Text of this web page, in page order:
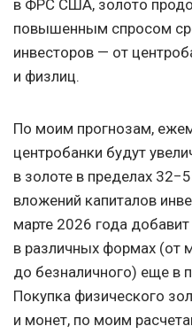
в ФРС США, золото
повышенным спросом
инвесторов — от
и физлиц.
По моим прогнозам,
центробанки будут
в золоте в пределах
вложений капиталов
марте 2026 года
в различных формах (от
до безналичного) еще в
Покупка физического
и монет, по моим